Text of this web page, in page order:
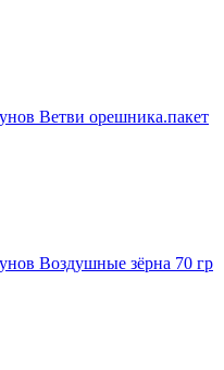
Ветви орешника.пакет
Воздушные зёрна 70 гр